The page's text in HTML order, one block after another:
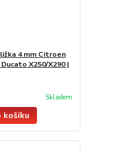
4 mm Citroen
X250/X290 |
Skladem
košíku